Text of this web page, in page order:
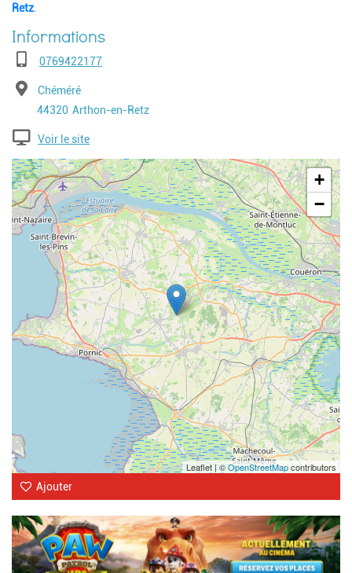
Retz.
Téléphone0769422177
AdresseChéméré
Code postal
44320 Ville
Arthon-en-Retz
Voir le site
Geolocalisation
+
−
Leaflet | ©OpenStreetMapcontributors
Ajouter